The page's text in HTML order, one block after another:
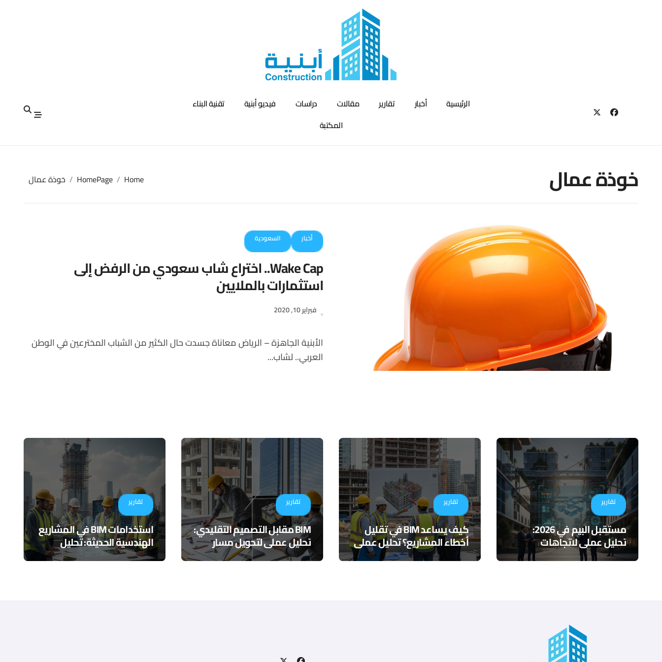
الرئيسية أخبار تقارير مقالات دراسات فيديو أبنية
تقنية البناء
المكتبة
خوذة عمال Home
HomePage خوذة عمال
أخبار السعودية
Wake Cap.. اختراع شاب سعودي من الرفض إلى
استثمارات بالملايين
فبراير 10, 2020
الأبنية الجاهزة – الرياض معاناة جسدت حال الكثير من الشباب المخترعين في الوطن
العربي.. لشاب...
تقارير
مستقبل البيم في 2026:
تحليل عملي لاتجاهات
التكامل والذكاء الاصطناعي
تقارير
كيف يساعد BIM في تقليل
أخطاء المشاريع؟ تحليل عملي
لأدوات التنسيق الرقمي
تقارير
BIM مقابل التصميم التقليدي:
تحليل عملي لتحويل مسار
المشاريع الهندسية
تقارير
استخدامات BIM في المشاريع
الهندسية الحديثة: تحليل
عملي يتجاوز النمذجة